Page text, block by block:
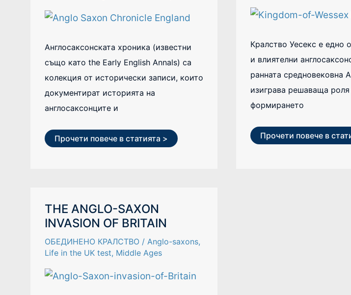
Англосаксонската хроника (известни
също като the Early English Annals) са
колекция от исторически записи, които
документират историята на
англосаксонците и
Прочети повече в статията >
Кралство Уесекс е едно
и влиятелни
ранната средновековна
изиграва решаваща роля
формирането
Прочети повече в
THE ANGLO-SAXON
INVASION OF BRITAIN
ОБЕДИНЕНО КРАЛСТВО/ Anglo-saxons,
Life in the UK test, Middle Ages
THE
ANGLO-
SAXON
INVASION
OF
BRITAIN